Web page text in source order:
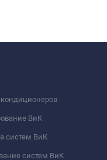
ВиК
систем ВиК
систем ВиК